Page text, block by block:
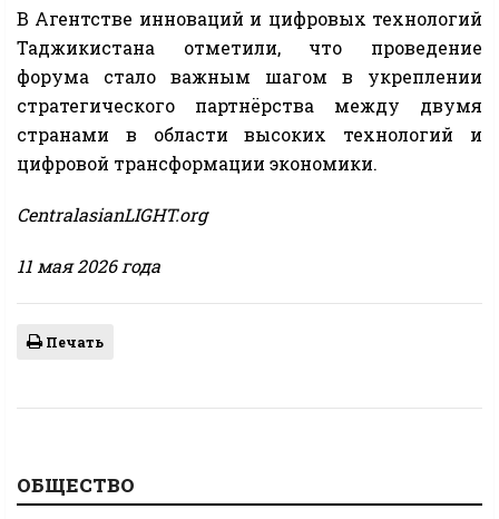
В Агентстве инноваций и цифровых технологий
Таджикистана отметили, что проведение
форума стало важным шагом в укреплении
стратегического партнёрства между двумя
странами в области высоких технологий и
цифровой трансформации экономики.
CentralasianLIGHT.org
11 мая 2026 года
Печать
ОБЩЕСТВО